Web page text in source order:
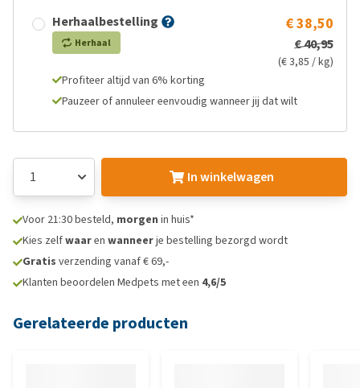
Herhaalbestelling
Herhaal
€ 38,50
€ 40,95
(€ 3,85 / kg)
Profiteer altijd van 6% korting
Pauzeer of annuleer eenvoudig wanneer jij dat wilt
In winkelwagen
Voor 21:30 besteld, morgen in huis*
Kies zelfwaaren wanneerje bestelling bezorgd wordt
Gratis verzending vanaf € 69,-
Klanten beoordelen Medpets met een 4,6/5
Gerelateerde producten